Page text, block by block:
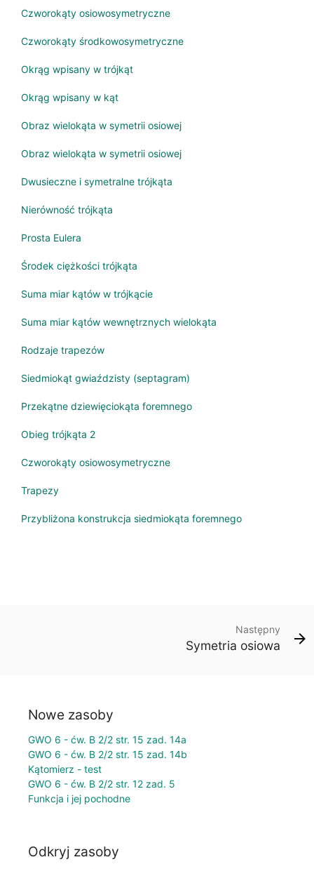
Czworokąty osiowosymetryczne
Czworokąty środkowosymetryczne
Okrąg wpisany w trójkąt
Okrąg wpisany w kąt
Obraz wielokąta w symetrii osiowej
Obraz wielokąta w symetrii osiowej
Dwusieczne i symetralne trójkąta
Nierówność trójkąta
Prosta Eulera
Środek ciężkości trójkąta
Suma miar kątów w trójkącie
Suma miar kątów wewnętrznych wielokąta
Rodzaje trapezów
Siedmiokąt gwiaździsty (septagram)
Przekątne dziewięciokąta foremnego
Obieg trójkąta 2
Czworokąty osiowosymetryczne
Trapezy
Przybliżona konstrukcja siedmiokąta foremnego
Następny
Symetria osiowa
Nowe zasoby
GWO 6 - ćw. B 2/2 str. 15 zad. 14a
GWO 6 - ćw. B 2/2 str. 15 zad. 14b
Kątomierz - test
GWO 6 - ćw. B 2/2 str. 12 zad. 5
Funkcja i jej pochodne
Odkryj zasoby